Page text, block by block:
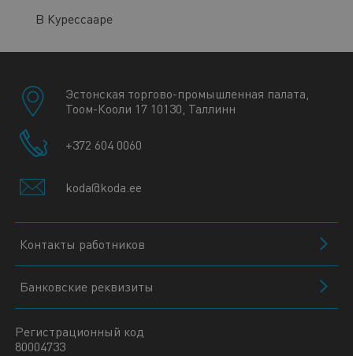
В Курессааре
Эстонская торгово-промышленная палата,
Тоом-Кооли 17 10130, Таллинн
+372 604 0060
koda@koda.ee
Контакты работников
Банковские реквизиты
Регистрационный код
80004733